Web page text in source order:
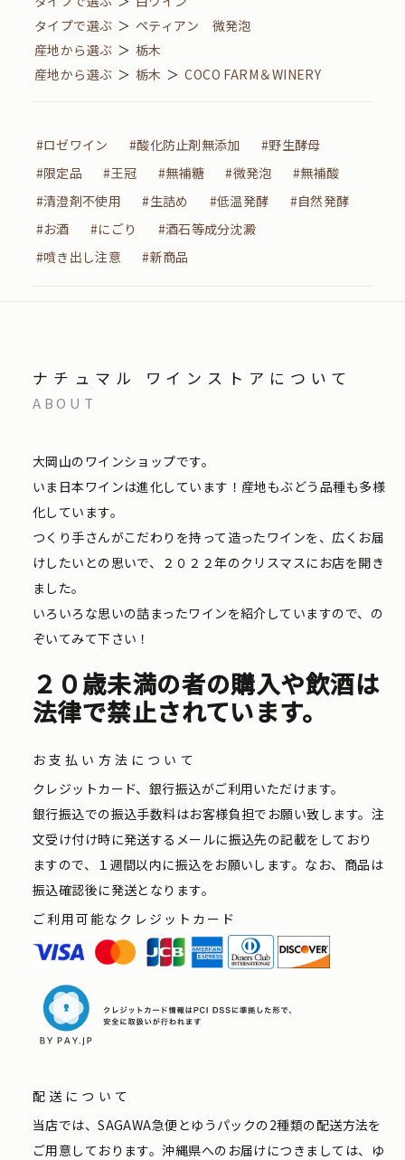
タイプで選ぶ ＞ ペティアン 微発泡
産地から選ぶ ＞ 栃木
産地から選ぶ ＞ 栃木 ＞ COCO FARM＆WINERY
#ロゼワイン #酸化防止剤無添加
#野生酵母
#限定品
#王冠 #無補糖 #微発泡
#無補酸
#清澄剤不使用
#生詰め #低温発酵
#自然発酵
#お酒
#にごり
#酒石等成分沈澱
#噴き出し注意
#新商品
ナチュマル ワインストアについて
ABOUT
大岡山のワインショップです。
いま日本ワインは進化しています！産地もぶどう品種も多様
化しています。
つくり手さんがこだわりを持って造ったワインを、広くお届
けしたいとの思いで、２０２２年のクリスマスにお店を開き
ました。
いろいろな思いの詰まったワインを紹介していますので、の
ぞいてみて下さい！
２０歳未満の者の購入や飲酒は
法律で禁止されています。
お支払い方法について
クレジットカード、銀行振込がご利用いただけます。
銀行振込での振込手数料はお客様負担でお願い致します。注
文受け付け時に発送するメールに振込先の記載をしており
ますので、１週間以内に振込をお願いします。なお、商品は
振込確認後に発送となります。
ご利用可能なクレジットカード
配送について
当店では、SAGAWA急便とゆうパックの2種類の配送方法を
ご用意しております。沖縄県へのお届けにつきましては、ゆ